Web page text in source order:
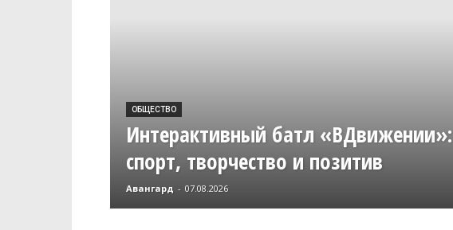
ОБЩЕСТВО
Интерактивный батл «ВДвижении»:
спорт, творчество и позитив
Авангард - 07.08.2026